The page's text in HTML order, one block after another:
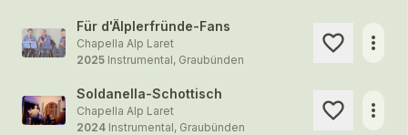
Für d'Älplerfründe-Fans
Chapella Alp Laret
2025 Instrumental, Graubünden
more_horiz
Soldanella-Schottisch
Chapella Alp Laret
2024 Instrumental, Graubünden
more_horiz